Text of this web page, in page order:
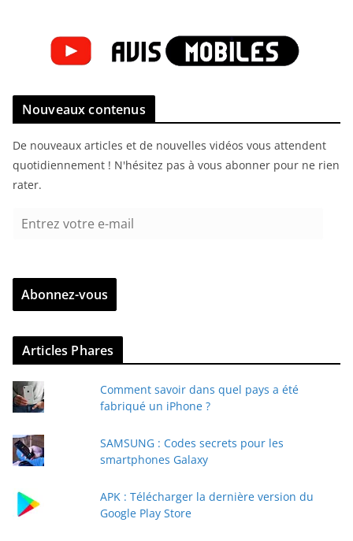
Nouveaux contenus
De nouveaux articles et de nouvelles vidéos vous attendent
quotidiennement ! N'hésitez pas à vous abonner pour ne rien
rater.
r
z
v
r
e
e
-
a
Abonnez-vous
Articles Phares
Comment savoir dans quel pays a été
fabriqué un iPhone ?
SAMSUNG : Codes secrets pour les
smartphones Galaxy
APK : Télécharger la dernière version du
Google Play Store